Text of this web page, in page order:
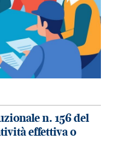
n. 156 del
effettiva o